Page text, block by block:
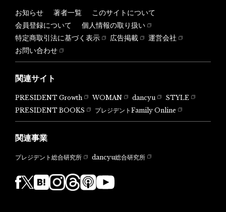
お知らせ 著者一覧
このサイトについて
会員登録について
個人情報の取り扱い
特定商取引法に基づく表示
広告掲載
運営会社
お問い合わせ
関連サイト
PRESIDENT Growth WOMAN dancyu
STYLE
PRESIDENT BOOKS
プレジデントFamily Online
関連事業
プレジデント総合研究所 dancyu総合研究所